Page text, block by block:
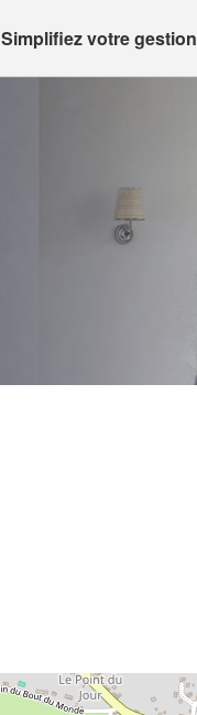
Simplifiez votre gestion